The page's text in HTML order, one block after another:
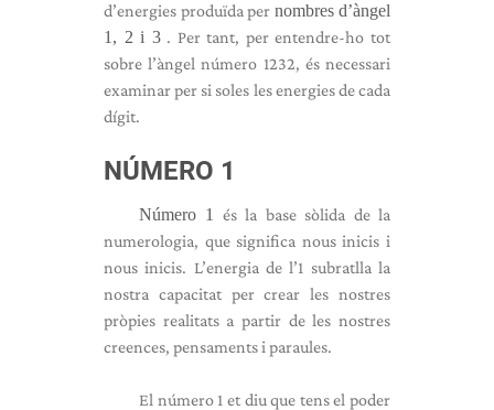
d’energies produïda per nombres d’àngel
1, 2 i 3. Per tant, per entendre-ho tot
sobre l’àngel número 1232, és necessari
examinar per si soles les energies de cada
dígit.
NÚMERO 1
Número 1
és la base sòlida de la
numerologia, que significa nous inicis i
nous inicis. L’energia de l’1 subratlla la
nostra capacitat per crear les nostres
pròpies realitats a partir de les nostres
creences, pensaments i paraules.
El número 1 et diu que tens el poder